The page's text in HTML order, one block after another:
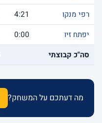
רפי מנקו
4:21
יפתח זיו
0:00
סה"כ קבוצתי
מה דעתכם על המשחק?